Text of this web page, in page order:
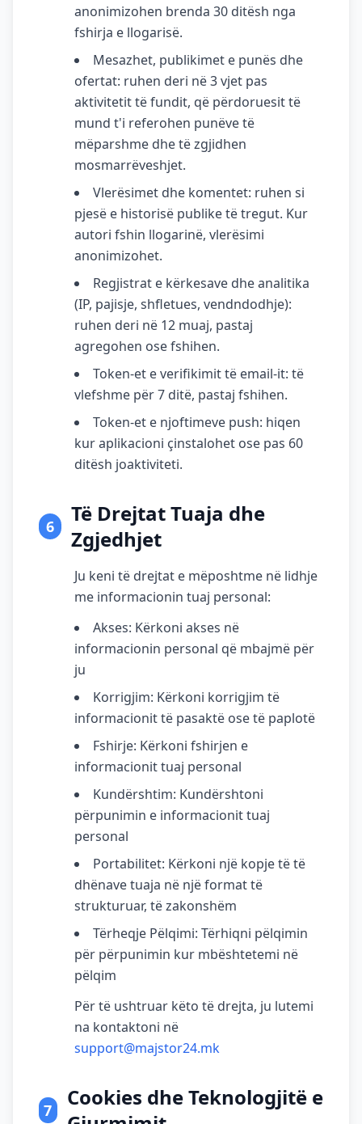
anonimizohen brenda 30 ditësh nga
fshirja e llogarisë.
Mesazhet, publikimet e punës dhe
ofertat: ruhen deri në 3 vjet pas
aktivitetit të fundit, që përdoruesit të
mund t'i referohen punëve të
mëparshme dhe të zgjidhen
mosmarrëveshjet.
Vlerësimet dhe komentet: ruhen si
pjesë e historisë publike të tregut. Kur
autori fshin llogarinë, vlerësimi
anonimizohet.
Regjistrat e kërkesave dhe analitika
(IP, pajisje, shfletues, vendndodhje):
ruhen deri në 12 muaj, pastaj
agregohen ose fshihen.
Token-et e verifikimit të email-it: të
vlefshme për 7 ditë, pastaj fshihen.
Token-et e njoftimeve push: hiqen
kur aplikacioni çinstalohet ose pas 60
ditësh joaktiviteti.
6
Të Drejtat Tuaja dhe
Zgjedhjet
Ju keni të drejtat e mëposhtme në lidhje
me informacionin tuaj personal:
Akses: Kërkoni akses në
informacionin personal që mbajmë për
ju
Korrigjim: Kërkoni korrigjim të
informacionit të pasaktë ose të paplotë
Fshirje: Kërkoni fshirjen e
informacionit tuaj personal
Kundërshtim: Kundërshtoni
përpunimin e informacionit tuaj
personal
Portabilitet: Kërkoni një kopje të të
dhënave tuaja në një format të
strukturuar, të zakonshëm
Tërheqje Pëlqimi: Tërhiqni pëlqimin
për përpunimin kur mbështetemi në
pëlqim
Për të ushtruar këto të drejta, ju lutemi
na kontaktoni në
support@majstor24.mk
7
Cookies dhe Teknologjitë e